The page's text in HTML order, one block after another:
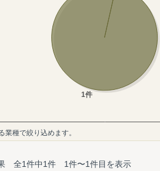
種で絞り込めます。
全1件中1件 1件〜1件目を表示